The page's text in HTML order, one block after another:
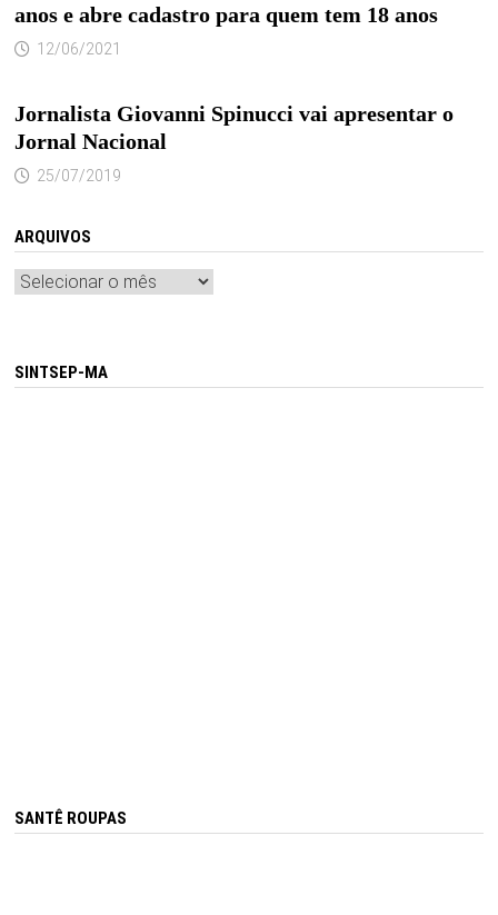
anos e abre cadastro para quem tem 18 anos
12/06/2021
Jornalista Giovanni Spinucci vai apresentar o
Jornal Nacional
25/07/2019
ARQUIVOS
Arquivos
SINTSEP-MA
SANTÊ ROUPAS